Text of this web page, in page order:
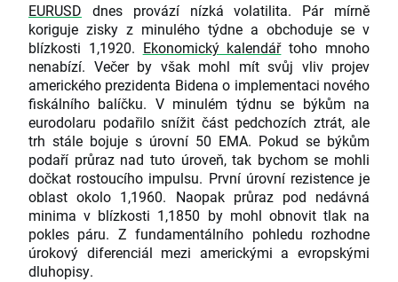
EURUSD dnes provází nízká volatilita. Pár mírně
koriguje zisky z minulého týdne a obchoduje se v
blízkosti 1,1920. Ekonomický kalendářtoho mnoho
nenabízí. Večer by však mohl mít svůj vliv projev
amerického prezidenta Bidena o implementaci nového
fiskálního balíčku. V minulém týdnu se býkům na
eurodolaru podařilo snížit část pedchozích ztrát, ale
trh stále bojuje s úrovní 50 EMA. Pokud se býkům
podaří průraz nad tuto úroveň, tak bychom se mohli
dočkat rostoucího impulsu. První úrovní rezistence je
oblast okolo 1,1960. Naopak průraz pod nedávná
minima v blízkosti 1,1850 by mohl obnovit tlak na
pokles páru. Z fundamentálního pohledu rozhodne
úrokový diferenciál mezi americkými a evropskými
dluhopisy.